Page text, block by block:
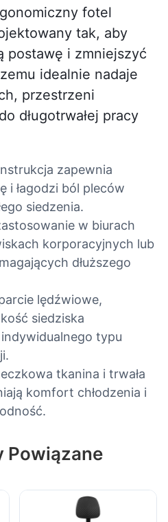
fotel
tak, aby
postawę i zmniejszyć
idealnie nadaje
przestrzeni
długotrwałej pracy
zapewnia
i łagodzi ból pleców
siedzenia.
w biurach
korporacyjnych lub
dłuższego
lędźwiowe,
siedziska
typu
tkanina i trwała
komfort chłodzenia i
Powiązane